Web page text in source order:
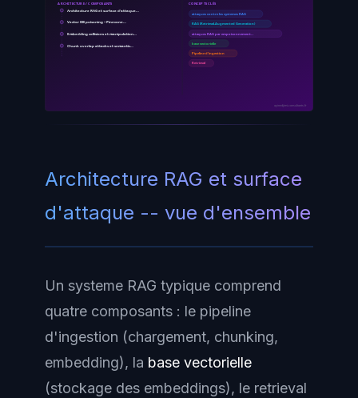
ARCHITECTURE / COMPOSANTS
Architecture RAG et surface d'attaque…
Vector DB poisoning -- Pinecone…
Embedding collisions et manipulation…
Chunk overlap attacks et semantic…
CONCEPTS CLÉS
attaques contre les systemes RAG
RAG (Retrieval-Augmented Generation)
attaques RAG par empoisonnement…
base vectorielle
Pipeline d'ingestion
Retrieval
ayinedjimi-consultants.fr
Architecture RAG et surface
d'attaque -- vue d'ensemble
Un systeme RAG typique comprend
quatre composants : le pipeline
d'ingestion (chargement, chunking,
embedding), la base vectorielle
(stockage des embeddings), le retrieval